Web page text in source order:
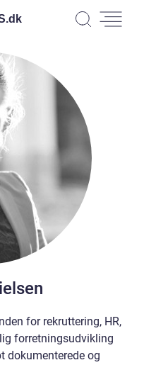
dk
for rekruttering, HR,
forretningsudvikling
dokumenterede og